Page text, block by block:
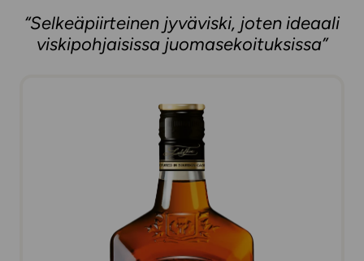
“Selkeäpiirteinen jyväviski, joten ideaali
viskipohjaisissa juomasekoituksissa”